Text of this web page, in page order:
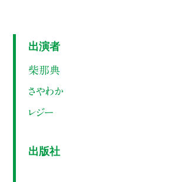
出演者
柴那典
さやわか
レジー
出版社